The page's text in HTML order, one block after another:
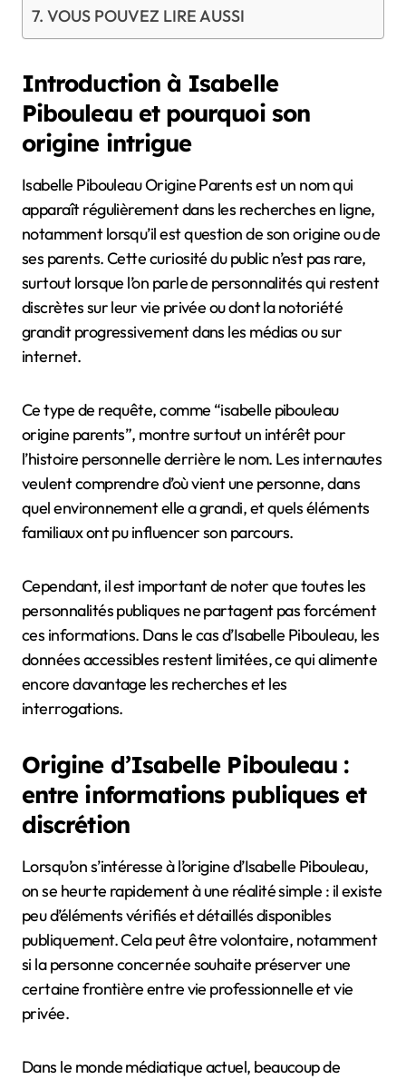
VOUS POUVEZ LIRE AUSSI
Introduction à Isabelle
Pibouleau et pourquoi son
origine intrigue
Isabelle Pibouleau Origine Parents est un nom qui
apparaît régulièrement dans les recherches en ligne,
notamment lorsqu’il est question de son origine ou de
ses parents. Cette curiosité du public n’est pas rare,
surtout lorsque l’on parle de personnalités qui restent
discrètes sur leur vie privée ou dont la notoriété
grandit progressivement dans les médias ou sur
internet.
Ce type de requête, comme “isabelle pibouleau
origine parents”, montre surtout un intérêt pour
l’histoire personnelle derrière le nom. Les internautes
veulent comprendre d’où vient une personne, dans
quel environnement elle a grandi, et quels éléments
familiaux ont pu influencer son parcours.
Cependant, il est important de noter que toutes les
personnalités publiques ne partagent pas forcément
ces informations. Dans le cas d’Isabelle Pibouleau, les
données accessibles restent limitées, ce qui alimente
encore davantage les recherches et les
interrogations.
Origine d’Isabelle Pibouleau :
entre informations publiques et
discrétion
Lorsqu’on s’intéresse à l’origine d’Isabelle Pibouleau,
on se heurte rapidement à une réalité simple : il existe
peu d’éléments vérifiés et détaillés disponibles
publiquement. Cela peut être volontaire, notamment
si la personne concernée souhaite préserver une
certaine frontière entre vie professionnelle et vie
privée.
Dans le monde médiatique actuel, beaucoup de